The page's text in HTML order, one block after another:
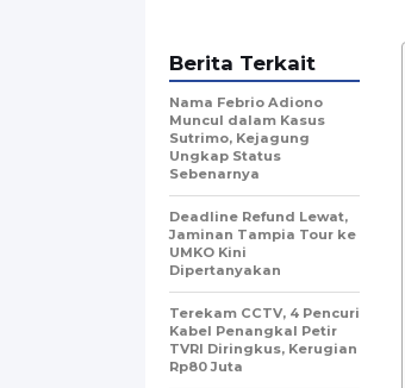
Berita Terkait
Nama Febrio Adiono
Muncul dalam Kasus
Sutrimo, Kejagung
Ungkap Status
Sebenarnya
Deadline Refund Lewat,
Jaminan Tampia Tour ke
UMKO Kini
Dipertanyakan
Terekam CCTV, 4 Pencuri
Kabel Penangkal Petir
TVRI Diringkus, Kerugian
Rp80 Juta